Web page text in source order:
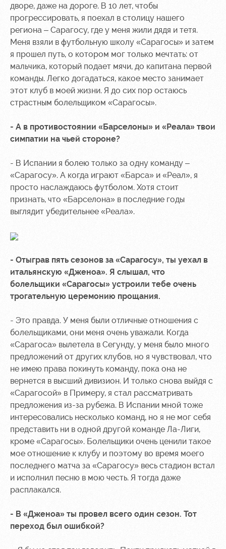
дворе, даже на дороге. В 10 лет, чтобы
прогрессировать, я поехал в столицу нашего
региона – Сарагосу, где у меня жили дядя и тетя.
Меня взяли в футбольную школу «Сарагосы» и затем
я прошел путь, о котором мог только мечтать: от
мальчика, который подает мячи, до капитана первой
команды. Легко догадаться, какое место занимает
этот клуб в моей жизни. Я до сих пор остаюсь
страстным болельщиком «Сарагосы».
- А в противостоянии «Барселоны» и «Реала» твои
симпатии на чьей стороне?
- В Испании я болею только за одну команду –
«Сарагосу». А когда играют «Барса» и «Реал», я
просто наслаждаюсь футболом. Хотя стоит
признать, что «Барселона» в последние годы
выглядит убедительнее «Реала».
- Отыграв пять сезонов за «Сарагосу», ты уехал в
итальянскую «Дженоа». Я слышал, что
болельщики «Сарагосы» устроили тебе очень
трогательную церемонию прощания.
- Это правда. У меня были отличные отношения с
болельщиками, они меня очень уважали. Когда
«Сарагоса» вылетела в Сегунду, у меня было много
предложений от других клубов, но я чувствовал, что
не имею права покинуть команду, пока она не
вернется в высший дивизион. И только снова выйдя с
«Сарагосой» в Примеру, я стал рассматривать
предложения из-за рубежа. В Испании мной тоже
интересовались несколько команд, но я не мог себя
представить ни в одной другой команде Ла-Лиги,
кроме «Сарагосы». Болельщики очень ценили такое
мое отношение к клубу и поэтому во время моего
последнего матча за «Сарагосу» весь стадион встал
и исполнил песню в мою честь. Я тогда даже
расплакался.
- В «Дженоа» ты провел всего один сезон. Тот
переход был ошибкой?